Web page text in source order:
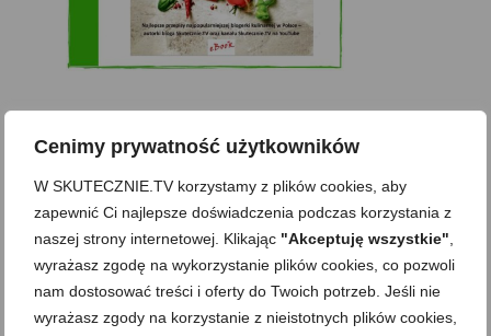
Cenimy prywatność użytkowników
W SKUTECZNIE.TV korzystamy z plików cookies, aby
zapewnić Ci najlepsze doświadczenia podczas korzystania z
naszej strony internetowej. Klikając "Akceptuję wszystkie"
wyrażasz zgodę na wykorzystanie plików cookies, co pozwoli
nam dostosować treści i oferty do Twoich potrzeb. Jeśli nie
wyrażasz zgody na korzystanie z nieistotnych plików cookies,
Zobacz też
cukru)
cebulą i pomidorem
Zapiekany naleśnik z